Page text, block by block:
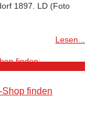
1897. LD (Foto
Lesen...
finden